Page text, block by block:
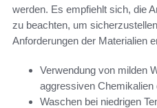
werden. Es empfiehlt sich, die
zu beachten, um
Anforderungen der Materialien
Verwendung von milden
aggressiven Chemikalien
Waschen bei niedrigen